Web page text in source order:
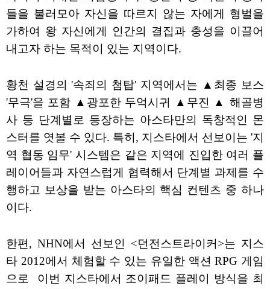
들을 불러모아 자신을 따르지 않는 자에게 형벌을
가하여 왕 자신에게 인간의 결집과 충성을 이끌어
내고자 하는 목적이 있는 지역이다.
황천 설경의 '속죄의 첨탑' 지역에서는 ▲최종 보스
'무극'을 포함 ▲광포한 두억시귀 ▲무진 ▲ 해골병
사 등 단계별로 등장하는 아스타만의 독창적인 몬
스터를 엿볼 수 있다. 특히, 지스타에서 선보이는 '지
역 협동 임무' 시스템은 같은 지역에 진입한 여러 플
레이어들과 자연스럽게 협력해서 단계별 과제를 수
행하고 보상을 받는 아스타의 핵심 컨텐츠 중 하나
이다.
한편, NHN에서 선보인 <던전스트라이커>는 지스
타 2012에서 체험할 수 있는 유일한 액션 RPG 게임
으로 이번 지스타에서 조이패드 플레이 방식을 최